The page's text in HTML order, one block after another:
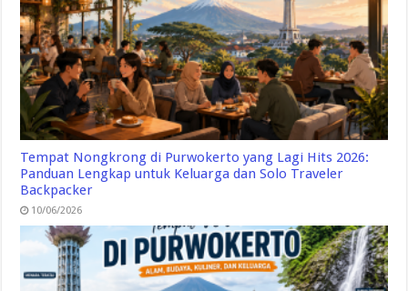
Tempat Nongkrong di Purwokerto yang Lagi Hits 2026:
Panduan Lengkap untuk Keluarga dan Solo Traveler
Backpacker
10/06/2026